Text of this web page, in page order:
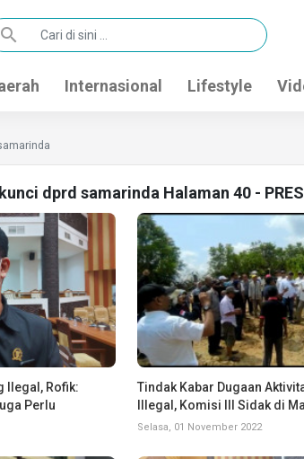
search
Internasional Lifestyle
dprd samarinda Halaman 40 -
Ilegal, Rofik:
Perlu
Tindak Kabar Dugaan
Illegal, Komisi III Sidak di
Selasa, 01 November 2022